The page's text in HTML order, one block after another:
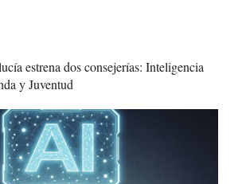
estrena dos consejerías: Inteligencia
y Juventud